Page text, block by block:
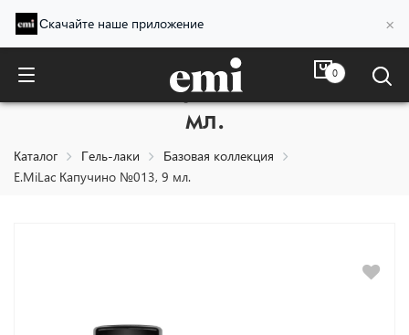
Скачайте наше приложение ×
0
E.MiLac Капучино №013, 9
мл.
Каталог Гель-лаки
Базовая коллекция
E.MiLac Капучино №013, 9 мл.